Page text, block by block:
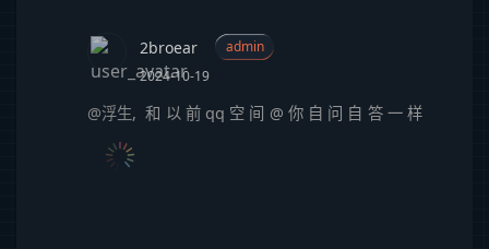
2broear
admin
2024-10-19
@浮生,和以前qq空间@你自问自答一样